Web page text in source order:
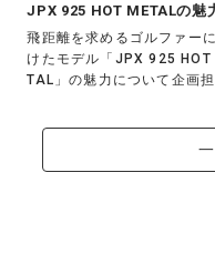
JPX 925 HOT METALの魅
飛距離を求めるゴルファー
けたモデル「JPX 925 HOT
TAL」の魅力について企画担